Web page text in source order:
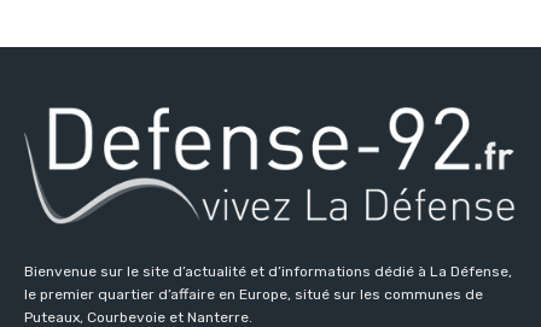
Bienvenue sur le site d’actualité et d’informations dédié à La Défense,
le premier quartier d’affaire en Europe, situé sur les communes de
Puteaux, Courbevoie et Nanterre.